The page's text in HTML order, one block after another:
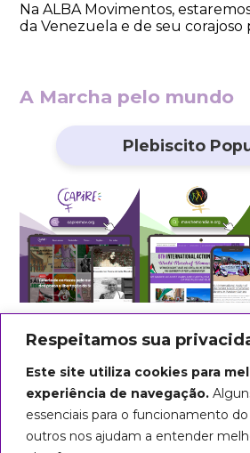
Respeitamos sua
Este site utiliza cookies para
experiência de navegação.
essenciais para o funcionamento
outros nos ajudam a entender
Na ALBA Movimentos,
da Venezuela e de seu corajoso
A Marcha pelo mundo
Plebiscito